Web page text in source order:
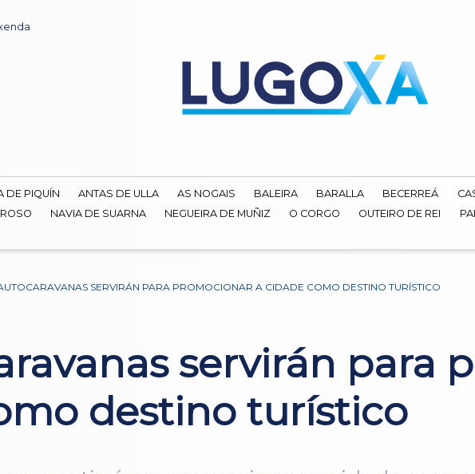
DE PIQUÍN ANTAS DE ULLA AS NOGAIS BALEIRA BARALLA BECERREÁ
NAVIA DE SUARNA NEGUEIRA DE MUÑIZ O CORGO OUTEIRO DE REI
SERVIRÁN PARA PROMOCIONAR A CIDADE COMO DESTINO TURÍSTICO
servirán para
destino turístico